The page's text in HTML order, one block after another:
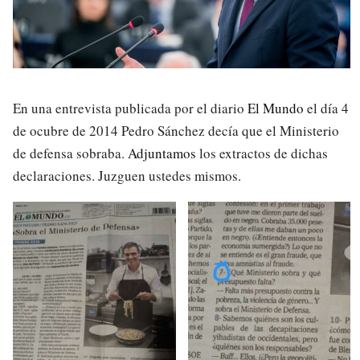
En una entrevista publicada por el diario El Mundo el día 4
de ocubre de 2014 Pedro Sánchez decía que el Ministerio
de defensa sobraba. Adjuntamos los extractos de dichas
declaraciones. Juzguen ustedes mismos.